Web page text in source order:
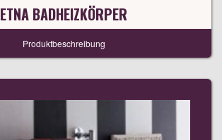
ETNA BADHEIZKÖRPER
Produktbeschreibung